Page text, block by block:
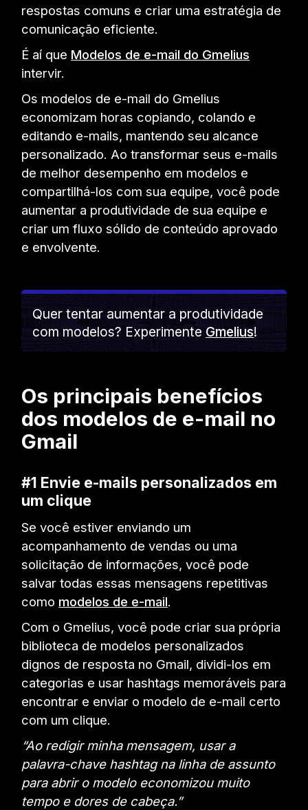
respostas comuns e criar uma estratégia de
comunicação eficiente.
É aí que Modelos de e-mail do Gmelius
intervir.
Os modelos de e-mail do Gmelius
economizam horas copiando, colando e
editando e-mails, mantendo seu alcance
personalizado. Ao transformar seus e-mails
de melhor desempenho em modelos e
compartilhá-los com sua equipe, você pode
aumentar a produtividade de sua equipe e
criar um fluxo sólido de conteúdo aprovado
e envolvente.
Quer tentar aumentar a produtividade
com modelos? ExperimenteGmelius!
Os principais benefícios
dos modelos de e-mail no
Gmail
#1 Envie e-mails personalizados em
um clique
Se você estiver enviando um
acompanhamento de vendas ou uma
solicitação de informações, você pode
salvar todas essas mensagens repetitivas
como modelos de e-mail.
Com o Gmelius, você pode criar sua própria
biblioteca de modelos personalizados
dignos de resposta no Gmail, dividi-los em
categorias e usar hashtags memoráveis para
encontrar e enviar o modelo de e-mail certo
com um clique.
“Ao redigir minha mensagem, usar a
palavra-chave hashtag na linha de assunto
para abrir o modelo economizou muito
tempo e dores de cabeça.”